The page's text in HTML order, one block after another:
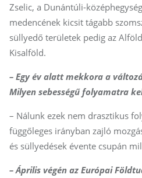
Zselic, a Dunántúli-
medencének kicsit tágabb
süllyedő területek pedig az
Kisalföld.
– Egy év alatt mekkora a
Milyen sebességű folyamatra
– Nálunk ezek nem drasztikus
függőleges irányban zajló
és süllyedések évente csupán
– Április végén az Európai